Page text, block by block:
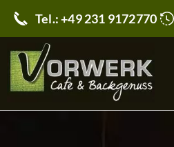
Tel.: +49 231 9172770